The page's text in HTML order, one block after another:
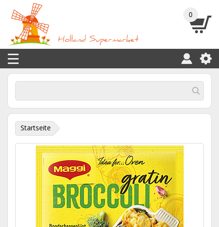
0
Startseite